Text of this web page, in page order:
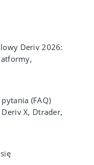
Deriv 2026:
ryzykiem
(FAQ)
X, Dtrader,